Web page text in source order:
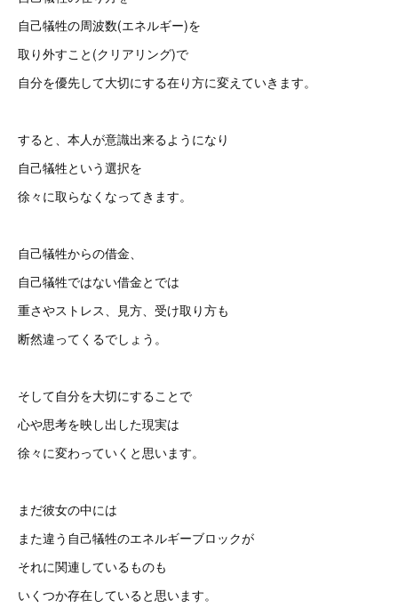
自己犠牲の周波数(エネルギー)を
取り外すこと(クリアリング)で
自分を優先して大切にする在り方に変えていきます。
すると、本人が意識出来るようになり
自己犠牲という選択を
徐々に取らなくなってきます。
自己犠牲からの借金、
自己犠牲ではない借金とでは
重さやストレス、見方、受け取り方も
断然違ってくるでしょう。
そして自分を大切にすることで
心や思考を映し出した現実は
徐々に変わっていくと思います。
まだ彼女の中には
また違う自己犠牲のエネルギーブロックが
それに関連しているものも
いくつか存在していると思います。